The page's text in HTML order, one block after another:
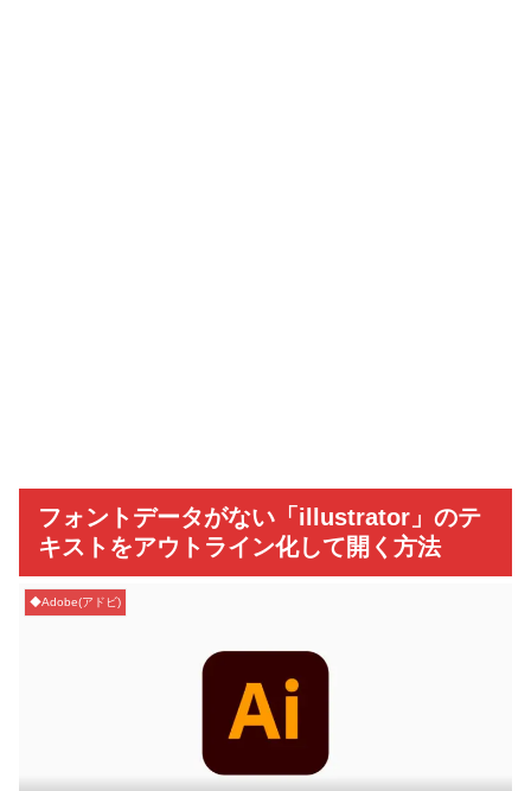
フォントデータがない「illustrator」のテ
キストをアウトライン化して開く方法
◆Adobe(アドビ)